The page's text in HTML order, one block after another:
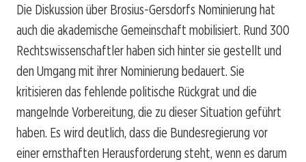
Die Diskussion über Brosius-Gersdorfs Nominierung hat
auch die akademische Gemeinschaft mobilisiert. Rund 300
Rechtswissenschaftler haben sich hinter sie gestellt und
den Umgang mit ihrer Nominierung bedauert. Sie
kritisieren das fehlende politische Rückgrat und die
mangelnde Vorbereitung, die zu dieser Situation geführt
haben. Es wird deutlich, dass die Bundesregierung vor
einer ernsthaften Herausforderung steht, wenn es darum